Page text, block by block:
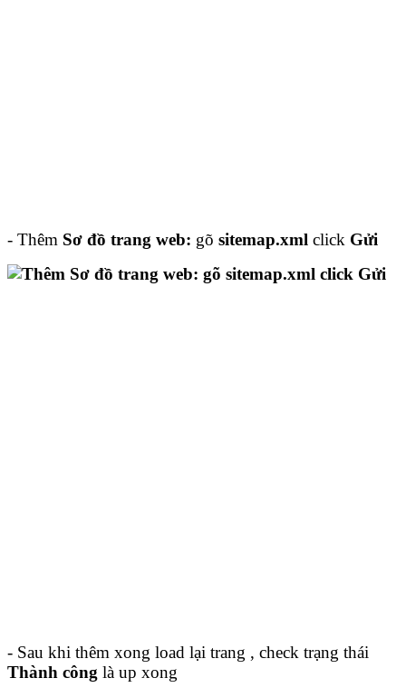
- Thêm Sơ đồ trang web: gõ sitemap.xml click Gửi
- Sau khi thêm xong load lại trang , check trạng thái
Thành công là up xong